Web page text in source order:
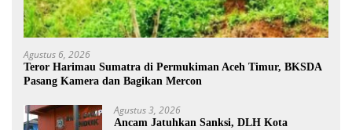
Agustus 6, 2026
Teror Harimau Sumatra di Permukiman Aceh Timur, BKSDA
Pasang Kamera dan Bagikan Mercon
Agustus 3, 2026
Ancam Jatuhkan Sanksi, DLH Kota